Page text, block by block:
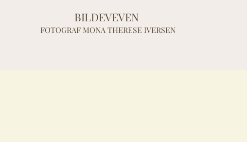
BILDEVEVEN
FOTOGRAF MONA THERESE IVERSEN